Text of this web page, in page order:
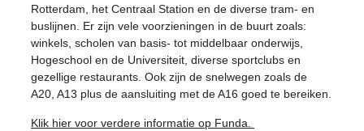
Rotterdam, het Centraal Station en de diverse tram- en
buslijnen. Er zijn vele voorzieningen in de buurt zoals:
winkels, scholen van basis- tot middelbaar onderwijs,
Hogeschool en de Universiteit, diverse sportclubs en
gezellige restaurants. Ook zijn de snelwegen zoals de
A20, A13 plus de aansluiting met de A16 goed te bereiken.
Klik hier voor verdere informatie op Funda.